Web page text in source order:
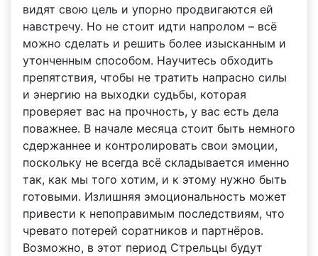
видят свою цель и упорно продвигаются ей
навстречу. Но не стоит идти напролом – всё
можно сделать и решить более изысканным и
утонченным способом. Научитесь обходить
препятствия, чтобы не тратить напрасно силы
и энергию на выходки судьбы, которая
проверяет вас на прочность, у вас есть дела
поважнее. В начале месяца стоит быть немного
сдержаннее и контролировать свои эмоции,
поскольку не всегда всё складывается именно
так, как мы того хотим, и к этому нужно быть
готовыми. Излишняя эмоциональность может
привести к непоправимым последствиям, что
чревато потерей соратников и партнёров.
Возможно, в этот период Стрельцы будут